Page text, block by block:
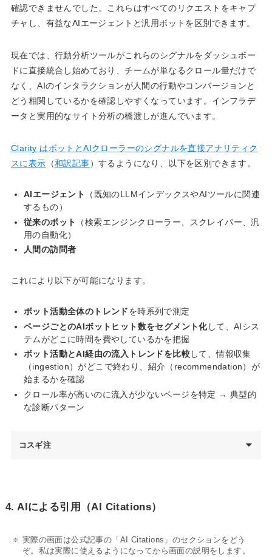
確認できませんでした。これらはすべてのリクエストをキャプ
チャし、有益なAIエージェントと汎用ボットを区別できます。
現在では、行動分析ツールがこれらのシグナルをダッシュボー
ドに直接統合し始めており、チームが単なるクロール量だけで
なく、AIのインタラクションが人間の行動やコンバージョンと
どう相関しているかを確認しやすくなっています。インフラデ
ータと実用的なサイト分析の橋渡しが進んでいます。
Clarity はボットとAIクローラーのシグナルを直接アナリティク
スに表示 （和訳記事）するようになり、以下を区別できます。
AIエージェント
（既知のLLMインデックスやAIツールに関連
するもの）
従来のボット
（検索エンジンクローラー、スクレイパー、汎
用の自動化）
人間の訪問者
これにより以下が可能になります。
ボット活動全体のトレンドを時系列で測定
ページごとのAIボットヒット数をセグメント化して、AIシス
テムがどこに時間を費やしているかを把握
ボット活動とAI経由の流入トレンドを比較して、情報収集
（ingestion）がどこで終わり、紹介（recommendation）が
始まるかを確認
クロール率が高いのに流入が少ないページを特定 → 典型的
な診断パターン
コスギ注
4. AIによる引用（AI Citations）
実際の画面は公式記事の「AI Citations」のセクションをどう
ぞ。私は実際に使えるようになってから画面の説明をします。